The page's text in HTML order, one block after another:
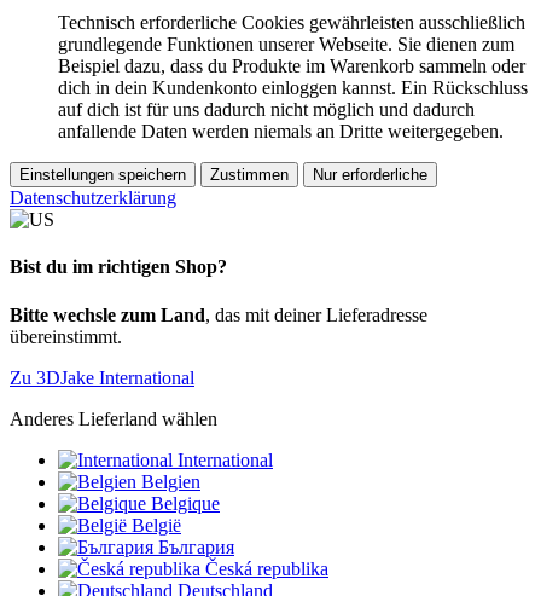
Technisch erforderliche Cookies gewährleisten ausschließlich
grundlegende Funktionen unserer Webseite. Sie dienen zum
Beispiel dazu, dass du Produkte im Warenkorb sammeln oder
dich in dein Kundenkonto einloggen kannst. Ein Rückschluss
auf dich ist für uns dadurch nicht möglich und dadurch
anfallende Daten werden niemals an Dritte weitergegeben.
Einstellungen speichern Zustimmen Nur erforderliche
Datenschutzerklärung
Bist du im richtigen Shop?
Bitte wechsle zum Land, das mit deiner Lieferadresse
übereinstimmt.
Zu 3DJake International
Anderes Lieferland wählen
International
Belgien
Belgique
België
България
Česká republika
Deutschland